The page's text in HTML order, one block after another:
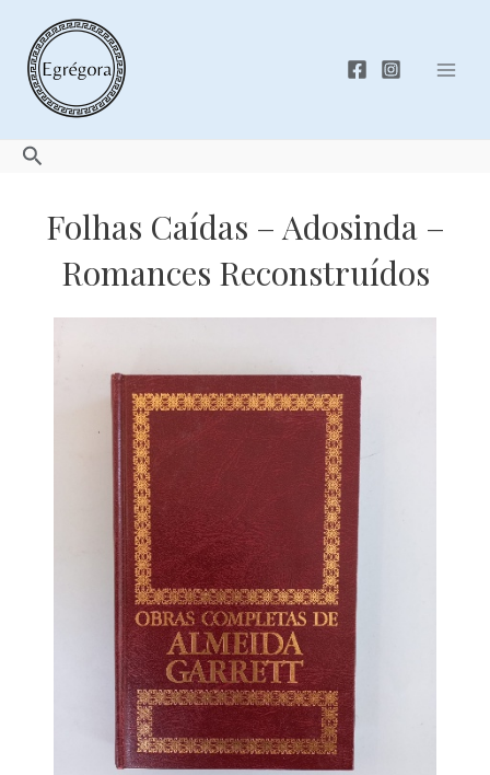
content
Search
Folhas Caídas – Adosinda –
Romances Reconstruídos